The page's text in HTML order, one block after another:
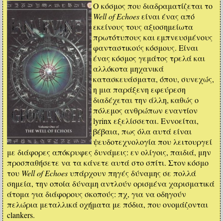
Ο κόσμος που διαδραματίζεται το
Well of Echoesείναι ένας από
εκείνους τους αξιοσημείωτα
πρωτότυπους και εμπνευσμένους
φανταστικούς κόσμους. Είναι
ένας κόσμος γεμάτος τρελά και
αλλόκοτα μηχανικά
κατασκευάσματα, όπου, συνεχώς,
η μια παράξενη εφεύρεση
διαδέχεται την άλλη, καθώς ο
πόλεμος ανθρώπων εναντίον
lyrinx εξελίσσεται. Εννοείται,
βέβαια, πως όλα αυτά είναι
ψευδοτεχνολογία που λειτουργεί
με διάφορες απόκρυφες δυνάμεις: εν ολίγοις, παιδιά, μην
προσπαθήσετε να τα κάνετε αυτά στο σπίτι. Στον κόσμο
του Well of Echoesυπάρχουν πηγές δύναμης σε πολλά
σημεία, την οποία δύναμη αντλούν ορισμένα χαρισματικά
άτομα για διάφορους σκοπούς: πχ, για να οδηγούν
πελώρια μεταλλικά οχήματα με πόδια, που ονομάζονται
clankers.